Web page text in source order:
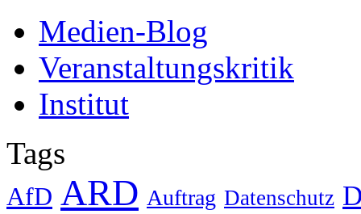
Medien-Blog
Veranstaltungskritik
Institut
Tags
AfD ARD Auftrag Datenschutz